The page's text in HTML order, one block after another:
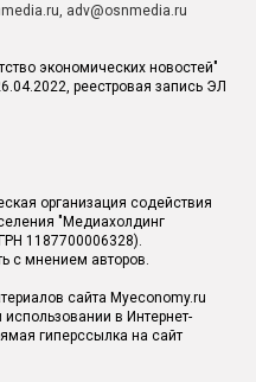
, adv@osnmedia.ru
экономических новостей"
реестровая запись ЭЛ
организация содействия
"Медиахолдинг
1187700006328).
с мнением авторов.
сайта Myeconomy.ru
в Интернет-
гиперссылка на сайт